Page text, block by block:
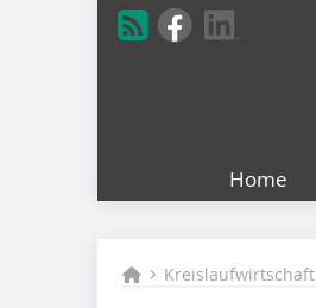
Home
Kreislaufwirtschaft